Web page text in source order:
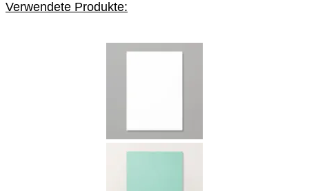
Verwendete Produkte: